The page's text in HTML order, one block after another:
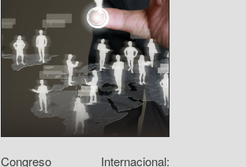
Congreso Internacional: